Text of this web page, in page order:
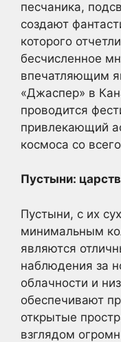
песчаника,
создают
которого
бесчисленное
впечатляющим
«Джаспер» в
проводится
привлекающий
космоса со
Пустыни:
Пустыни, с их
минимальным
являются
наблюдения за
облачности и
обеспечивают
открытые
взглядом